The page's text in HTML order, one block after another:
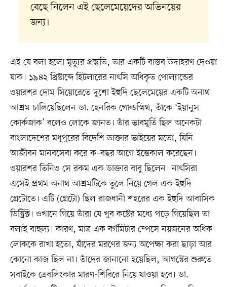
বেছে নিলেন এই ছেলেমেয়েদের অভিনয়ের
জন্য।
এই যে বলা হলো মৃত্যুর প্রস্তুতি, তার একটি বাস্তব উদাহরণ দেওয়া
যাক। ১৯৪২ খ্রিষ্টাব্দে হিটলারের নাৎসি অধিকৃত পোল্যান্ডের
ওয়ারশর দোম সিয়োরেতে দুশো ইহুদি ছেলেমেয়ের একটি অনাথ
আশ্রম চালিয়েছিলেন ডা. হেনরিক গোল্ডস্মিথ, তাঁকে ‘ইয়ানুস
কোর্কজাক’ বলেও লোকে জানত। তাঁর ভাবমূর্তি ছিল অনেকটা
বাংলাদেশের মধুপুরের বিদেশি ডাক্তার ভাইয়ের মতো, যিনি
আজীবন মানবসেবা করে ক–বছর আগে ইন্তেকাল করেছেন।
ওয়ারশর তিনিও সে রকম এক ডাক্তার বাবু ছিলেন। নাৎসিরা
এসেই প্রথম অনাথ আশ্রমটিকে তুলে নিয়ে গেল এক ইহুদি
গ্রেটোতে। এটি (গ্রেটো) ছিল রাজধানী শহরের এক ইহুদি আবাসিক
ডিস্ট্রিক্ট। ওখানে গিয়ে তাঁরা যে খুব কষ্টের মধ্যে পড়ে গিয়েছিল তা
বলাই বাহুল্য। কারণ, মাত্র এক বর্গমিটার স্পেসে নয়জনের অধিক
লোককে রাখা হতো, যাঁদের মরণের জন্য অপেক্ষা করা ছাড়া আর
কোনো কাজ ছিল না। তাঁদের জানানো হয়েছিল, আগস্টের শুরুতে
সবাইকে ত্রেবলিংকার মারণ-শিবিরে নিয়ে যাওয়া হবে। ডা.